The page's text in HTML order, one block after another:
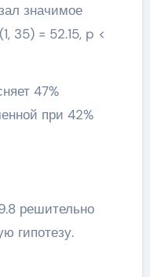
значимое
35) = 52.15, p <
47%
при 42%
решительно
гипотезу.